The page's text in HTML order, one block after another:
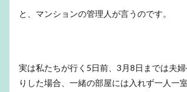
と、マンションの管理人が言うのです。
実は私たちが行く5日前、3月8日までは夫
りした場合、一緒の部屋には入れず一人一